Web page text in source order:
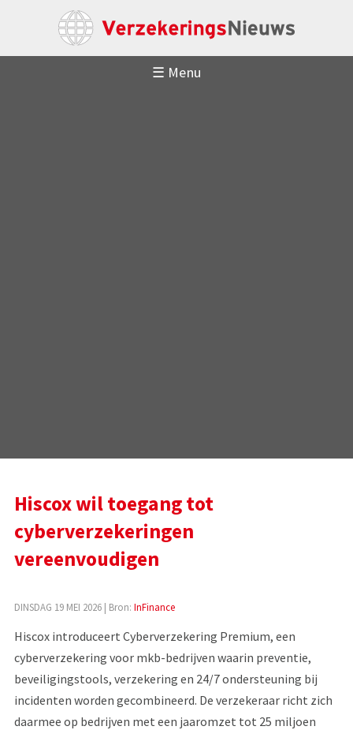
☰ Menu
Hiscox wil toegang tot
cyberverzekeringen
vereenvoudigen
DINSDAG 19 MEI 2026| Bron: InFinance
Hiscox introduceert Cyberverzekering Premium, een
cyberverzekering voor mkb-bedrijven waarin preventie,
beveiligingstools, verzekering en 24/7 ondersteuning bij
incidenten worden gecombineerd. De verzekeraar richt zich
daarmee op bedrijven met een jaaromzet tot 25 miljoen